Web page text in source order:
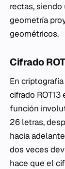
rectas,
geometría
geométricos.
Cifrado
En
cifrado
función
26 letras,
hacia
dos veces
hace que el